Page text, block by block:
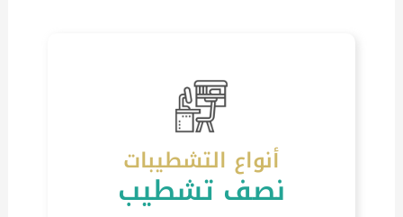
أنواع التشطيبات
نصف تشطيب